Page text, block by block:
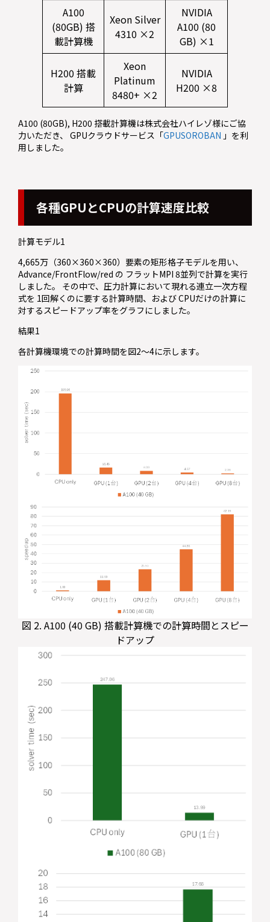
A100
(80GB) 搭
載計算機
Xeon Silver
4310 ×2
NVIDIA
A100 (80
GB) ×1
H200 搭載
計算
Xeon
Platinum
8480+ ×2
NVIDIA
H200 ×8
A100 (80GB), H200 搭載計算機は株式会社ハイレゾ様にご協
力いただき、 GPUクラウドサービス「GPUSOROBAN 」を利
用しました。
各種GPUとCPUの計算速度比較
計算モデル1
4,665万（360×360×360）要素の矩形格子モデルを用い、
Advance/FrontFlow/red の フラットMPI 8並列で計算を実行
しました。 その中で、圧力計算において現れる連立一次方程
式を 1回解くのに要する計算時間、および CPUだけの計算に
対するスピードアップ率をグラフにしました。
結果1
各計算機環境での計算時間を図2～4に示します。
図 2. A100 (40 GB) 搭載計算機での計算時間とスピー
ドアップ